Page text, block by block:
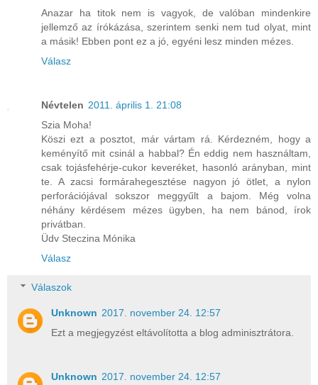
Anazar ha titok nem is vagyok, de valóban mindenkire
jellemző az írókázása, szerintem senki nem tud olyat, mint
a másik! Ebben pont ez a jó, egyéni lesz minden mézes.
Válasz
Névtelen 2011. április 1. 21:08
Szia Moha!
Köszi ezt a posztot, már vártam rá. Kérdezném, hogy a
keményítő mit csinál a habbal? Én eddig nem használtam,
csak tojásfehérje-cukor keveréket, hasonló arányban, mint
te. A zacsi formárahegesztése nagyon jó ötlet, a nylon
perforációjával sokszor meggyűlt a bajom. Még volna
néhány kérdésem mézes ügyben, ha nem bánod, írok
privátban.
Üdv Steczina Mónika
Válasz
Válaszok
Unknown 2017. november 24. 12:57
Ezt a megjegyzést eltávolította a blog adminisztrátora.
Unknown 2017. november 24. 12:57